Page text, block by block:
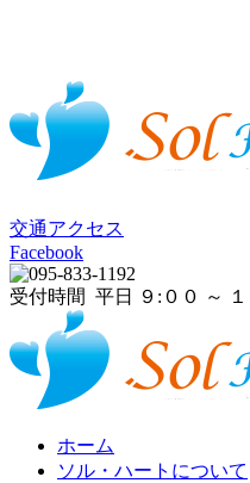
交通アクセス
Facebook
受付時間 平日 ９:００ ～ １
ホーム
ソル・ハートについて